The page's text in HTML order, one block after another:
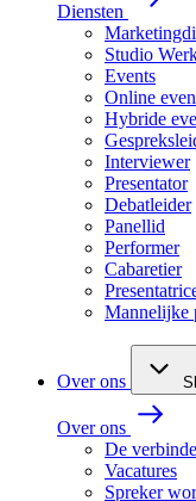
Diensten
Studio
Events
Online
Hybride
Interviewer
Presentator
Debatleider
Panellid
Performer
Cabaretier
Mannelijke
Over ons
Over ons
De
Vacatures
Spreker